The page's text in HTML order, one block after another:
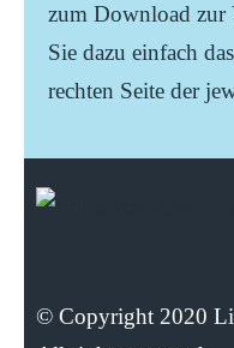
zum Download zur
Sie dazu einfach
rechten Seite der
© Copyright 2020